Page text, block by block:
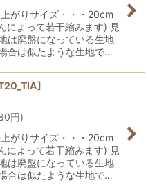
む
がりサイズ・・・20cm
によって若干縮みます) 見
は廃盤になっている生地
合は似たような生地で…
]
円)
がりサイズ・・・20cm
によって若干縮みます) 見
は廃盤になっている生地
合は似たような生地で…